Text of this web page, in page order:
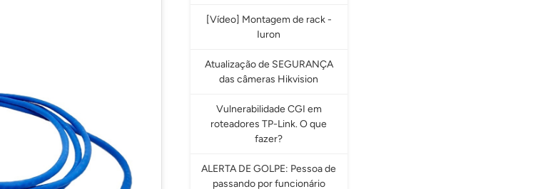
[Vídeo] Montagem de rack -
Iuron
Atualização de SEGURANÇA
das câmeras Hikvision
Vulnerabilidade CGI em
roteadores TP-Link. O que
fazer?
ALERTA DE GOLPE: Pessoa de
passando por funcionário